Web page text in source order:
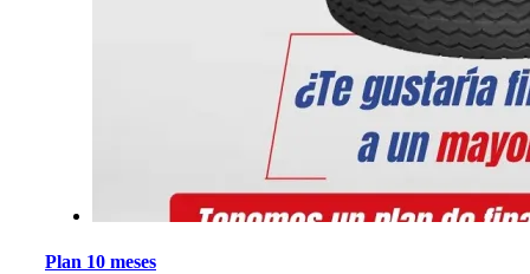
Plan 10 meses